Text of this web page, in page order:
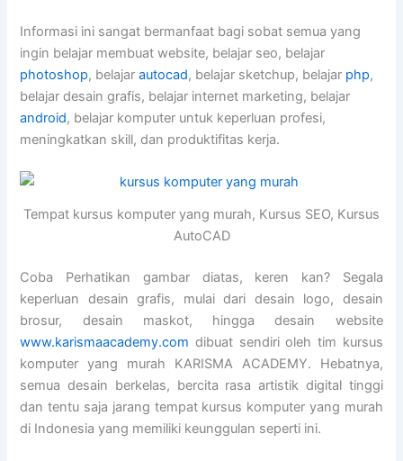
Informasi ini sangat bermanfaat bagi sobat semua yang
ingin belajar membuat website, belajar seo, belajar
photoshop, belajarautocad, belajar sketchup, belajar php,
belajar desain grafis, belajar internet marketing, belajar
android, belajar komputer untuk keperluan profesi,
meningkatkan skill, dan produktifitas kerja.
Tempat kursus komputer yang murah, Kursus SEO, Kursus
AutoCAD
Coba Perhatikan gambar diatas, keren kan? Segala
keperluan desain grafis, mulai dari desain logo, desain
brosur, desain maskot, hingga desain website
www.karismaacademy.com dibuat sendiri oleh tim kursus
komputer yang murah KARISMA ACADEMY. Hebatnya,
semua desain berkelas, bercita rasa artistik digital tinggi
dan tentu saja jarang tempat kursus komputer yang murah
di Indonesia yang memiliki keunggulan seperti ini.